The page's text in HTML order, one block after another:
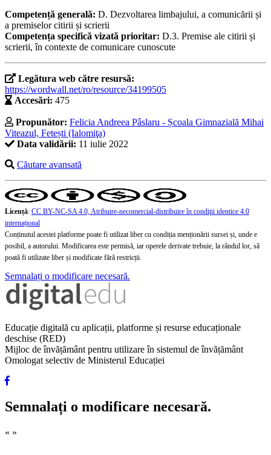
Competență generală: D. Dezvoltarea limbajului, a comunicării și
a premiselor citirii și scrierii
Competența specifică vizată prioritar: D.3. Premise ale citirii și
scrierii, în contexte de comunicare cunoscute
Legătura web către resursă:
https://wordwall.net/ro/resource/34199505
Accesări: 475
Propunător: Felicia Andreea Pâslaru - Școala Gimnazială Mihai
Viteazul, Fetești (Ialomiţa)
Data validării: 11 iulie 2022
Căutare avansată
Licență: CC BY-NC-SA 4.0, Atribuire-necomercial-distribuire în condiţii identice 4.0
internațional
Conținutul acestei platforme poate fi utilizat liber cu condiția menționării sursei și, unde e
posibil, a autorului. Modificarea este permisă, iar operele derivate trebuie, la rândul lor, să
poată fi utilizate liber și modificate fără restricții.
Semnalați o modificare necesară.
Educație digitală cu aplicații, platforme și resurse educaționale
deschise (RED)
Mijloc de învățământ pentru utilizare în sistemul de învățământ
Omologat selectiv de Ministerul Educației
Semnalați o modificare necesară.
« »